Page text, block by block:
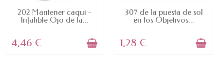
AVAILABLE
202 Mantener caqui -
Infalible Ojo de la...
4,46 €
AVAILABLE
307 de la puesta de sol
en los Objetivos...
1,28 €